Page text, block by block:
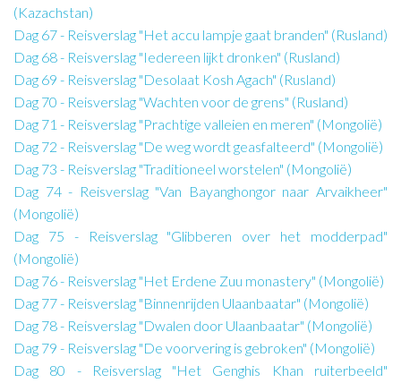
(Kazachstan)
Dag 67 - Reisverslag "Het accu lampje gaat branden" (Rusland)
Dag 68 - Reisverslag "Iedereen lijkt dronken" (Rusland)
Dag 69 - Reisverslag "Desolaat Kosh Agach" (Rusland)
Dag 70 - Reisverslag "Wachten voor de grens" (Rusland)
Dag 71 - Reisverslag "Prachtige valleien en meren" (Mongolië)
Dag 72 - Reisverslag "De weg wordt geasfalteerd" (Mongolië)
Dag 73 - Reisverslag "Traditioneel worstelen" (Mongolië)
Dag 74 - Reisverslag "Van Bayanghongor naar Arvaikheer"
(Mongolië)
Dag 75 - Reisverslag "Glibberen over het modderpad"
(Mongolië)
Dag 76 - Reisverslag "Het Erdene Zuu monastery" (Mongolië)
Dag 77 - Reisverslag "Binnenrijden Ulaanbaatar" (Mongolië)
Dag 78 - Reisverslag "Dwalen door Ulaanbaatar" (Mongolië)
Dag 79 - Reisverslag "De voorvering is gebroken" (Mongolië)
Dag 80 - Reisverslag "Het Genghis Khan ruiterbeeld"